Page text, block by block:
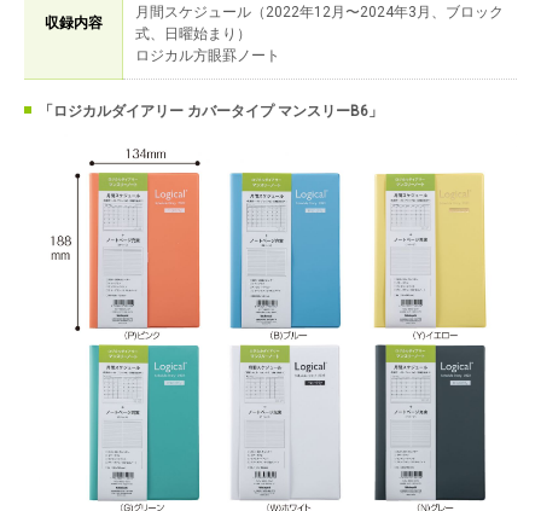
収録内容
月間スケジュール（2022年12月〜2024年3月、ブロック
式、日曜始まり）
ロジカル方眼罫ノート
「ロジカルダイアリー カバータイプ マンスリーB6」